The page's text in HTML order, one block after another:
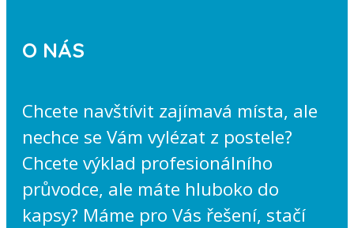
O NÁS
Chcete navštívit zajímavá místa, ale
nechce se Vám vylézat z postele?
Chcete výklad profesionálního
průvodce, ale máte hluboko do
kapsy? Máme pro Vás řešení, stačí